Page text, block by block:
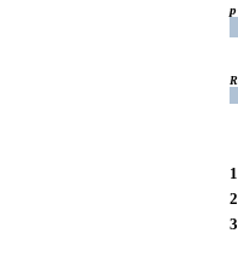
1
2
3